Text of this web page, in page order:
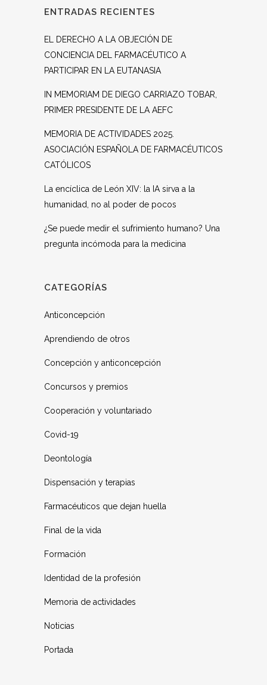
ENTRADAS RECIENTES
EL DERECHO A LA OBJECIÓN DE
CONCIENCIA DEL FARMACÉUTICO A
PARTICIPAR EN LA EUTANASIA
IN MEMORIAM DE DIEGO CARRIAZO TOBAR,
PRIMER PRESIDENTE DE LA AEFC
MEMORIA DE ACTIVIDADES 2025.
ASOCIACIÓN ESPAÑOLA DE FARMACÉUTICOS
CATÓLICOS
La encíclica de León XIV: la IA sirva a la
humanidad, no al poder de pocos
¿Se puede medir el sufrimiento humano? Una
pregunta incómoda para la medicina
CATEGORÍAS
Anticoncepción
Aprendiendo de otros
Concepción y anticoncepción
Concursos y premios
Cooperación y voluntariado
Covid-19
Deontología
Dispensación y terapias
Farmacéuticos que dejan huella
Final de la vida
Formación
Identidad de la profesión
Memoria de actividades
Noticias
Portada